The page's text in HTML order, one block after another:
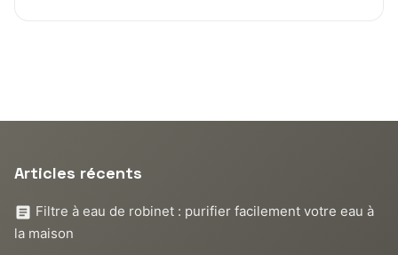
Articles récents
Filtre à eau de robinet : purifier facilement votre eau à
la maison